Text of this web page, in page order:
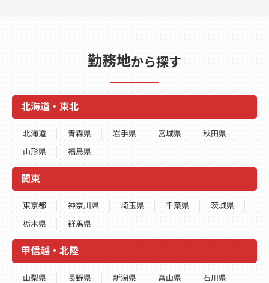
勤務地から探す
北海道・東北
北海道 青森県 岩手県 宮城県
秋田県
山形県
福島県
関東
東京都 神奈川県 埼玉県 千葉県
茨城県
栃木県
群馬県
甲信越・北陸
山梨県 長野県 新潟県 富山県
石川県